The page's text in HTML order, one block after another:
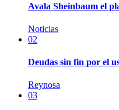
Avala Sheinbaum el
Noticias
02
Deudas sin fin por el
Reynosa
03